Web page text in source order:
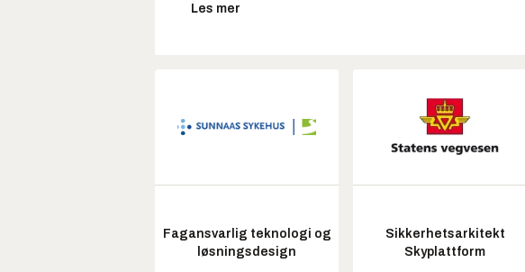
Les mer
Fagansvarlig teknologi og
løsningsdesign
Sikkerhetsarkitekt
Skyplattform